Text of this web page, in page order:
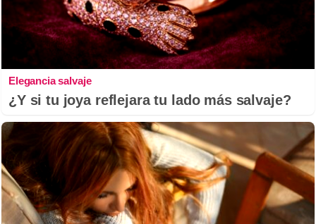
Elegancia salvaje
¿Y si tu joya reflejara tu lado más salvaje?